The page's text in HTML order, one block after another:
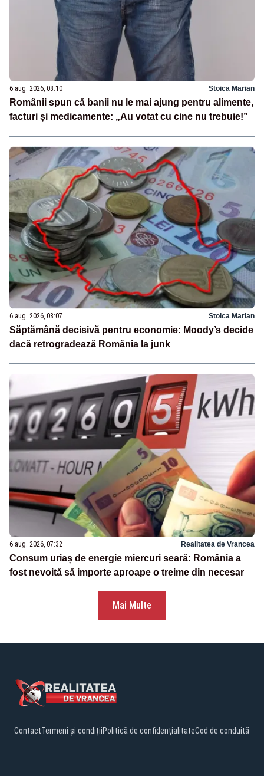
6 aug. 2026, 08:10 Stoica Marian
Românii spun că banii nu le mai ajung pentru alimente,
facturi și medicamente: „Au votat cu cine nu trebuie!”
6 aug. 2026, 08:07 Stoica Marian
Săptămână decisivă pentru economie: Moody’s decide
dacă retrogradează România la junk
6 aug. 2026, 07:32 Realitatea de Vrancea
Consum uriaș de energie miercuri seară: România a
fost nevoită să importe aproape o treime din necesar
Mai Multe
ContactTermeni și condițiiPolitică de confidențialitateCod de conduită